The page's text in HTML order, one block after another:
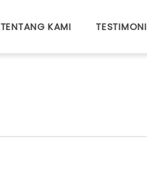
TENTANG KAMI TESTIMONI